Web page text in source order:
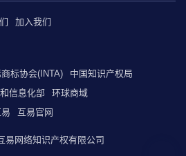
加入我们
商标协会(INTA)
中国知识产权局
信息化部
环球商域
互易官网
易网络知识产权有限公司